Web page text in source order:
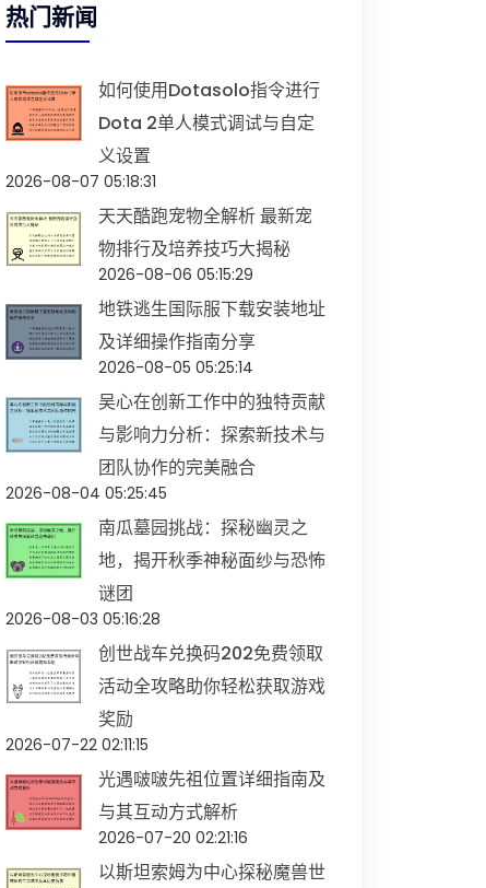
热门新闻
如何使用dotasolo指令进行
Dota 2单人模式调试与自定
义设置
2026-08-07 05:18:31
天天酷跑宠物全解析 最新宠
物排行及培养技巧大揭秘
2026-08-06 05:15:29
地铁逃生国际服下载安装地址
及详细操作指南分享
2026-08-05 05:25:14
吴心在创新工作中的独特贡献
与影响力分析：探索新技术与
团队协作的完美融合
2026-08-04 05:25:45
南瓜墓园挑战：探秘幽灵之
地，揭开秋季神秘面纱与恐怖
谜团
2026-08-03 05:16:28
创世战车兑换码202免费领取
活动全攻略助你轻松获取游戏
奖励
2026-07-22 02:11:15
光遇啵啵先祖位置详细指南及
与其互动方式解析
2026-07-20 02:21:16
以斯坦索姆为中心探秘魔兽世